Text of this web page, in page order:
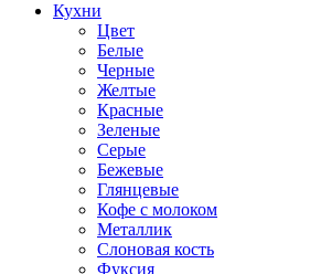
Кухни
Цвет
Белые
Черные
Желтые
Красные
Зеленые
Серые
Бежевые
Глянцевые
Кофе с молоком
Металлик
Слоновая кость
Фуксия